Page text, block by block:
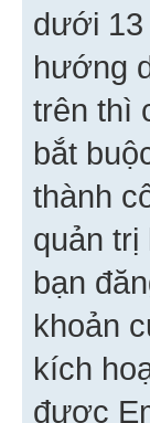
dưới 13
hướng
trên thì
bắt
thành
quản
bạn
khoản
kích
được